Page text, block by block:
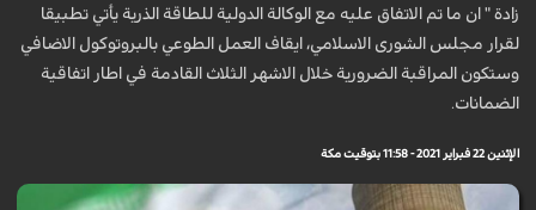
زادة " ان ما تم الاتفاق عليه مع الوكالة الدولية للطاقة الذرية يأتي تطبيقا
لقرار مجلس الشورى الاسلامي، ايقاف العمل الطوعي بالبروتوكول الاضافي
وستكون المراقبة الضرورية خلال الاشهر الثلاث القادمة في اطار اتفاقية
الضمانات.
الإثنين 22 فبراير 2021 - 11:58 بتوقيت مكة